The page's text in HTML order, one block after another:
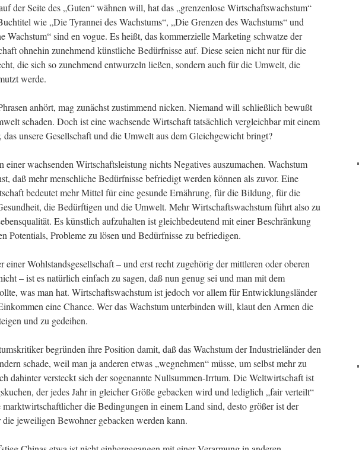
der Seite des „Guten“ wähnen will, hat das „grenzenlose Wirtschaftswachstum“
wie „Die Tyrannei des Wachstums“, „Die Grenzen des Wachstums“ und
Wachstum“ sind en vogue. Es heißt, das kommerzielle Marketing schwatze der
ohnehin zunehmend künstliche Bedürfnisse auf. Diese seien nicht nur für die
die sich so zunehmend entwurzeln ließen, sondern auch für die Umwelt, die
werde.
anhört, mag zunächst zustimmend nicken. Niemand will schließlich bewußt
schaden. Doch ist eine wachsende Wirtschaft tatsächlich vergleichbar mit einem
das unsere Gesellschaft und die Umwelt aus dem Gleichgewicht bringt?
einer wachsenden Wirtschaftsleistung nichts Negatives auszumachen. Wachstum
daß mehr menschliche Bedürfnisse befriedigt werden können als zuvor. Eine
bedeutet mehr Mittel für eine gesunde Ernährung, für die Bildung, für die
die Bedürftigen und die Umwelt. Mehr Wirtschaftswachstum führt also zu
Es künstlich aufzuhalten ist gleichbedeutend mit einer Beschränkung
Potentials, Probleme zu lösen und Bedürfnisse zu befriedigen.
einer Wohlstandsgesellschaft – und erst recht zugehörig der mittleren oder oberen
– ist es natürlich einfach zu sagen, daß nun genug sei und man mit dem
was man hat. Wirtschaftswachstum ist jedoch vor allem für Entwicklungsländer
eine Chance. Wer das Wachstum unterbinden will, klaut den Armen die
und zu gedeihen.
begründen ihre Position damit, daß das Wachstum der Industrieländer den
schade, weil man ja anderen etwas „wegnehmen“ müsse, um selbst mehr zu
dahinter versteckt sich der sogenannte Nullsummen-Irrtum. Die Weltwirtschaft ist
der jedes Jahr in gleicher Größe gebacken wird und lediglich „fair verteilt“
marktwirtschaftlicher die Bedingungen in einem Land sind, desto größer ist der
jeweiligen Bewohner gebacken werden kann.